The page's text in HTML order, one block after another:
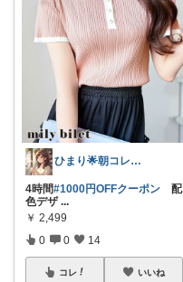
ひまり🌟朝コレ💡いつも感謝💓
4時間#1000円OFFクーポン 配
色デザ ...
￥ 2,499
0 0 14
コレ いいね